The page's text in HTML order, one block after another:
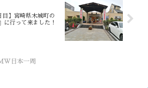
目】宮崎県木城町の
に行って来ました！
日本一周